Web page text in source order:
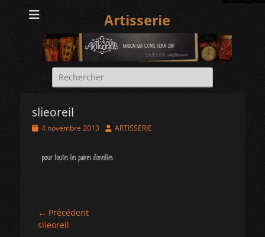
Artisserie
Rechercher :
slieoreil
Posted
4 novembre 2013 Author
ARTISSERIE
Navigation
de
← Précédent
Article
slieoreil